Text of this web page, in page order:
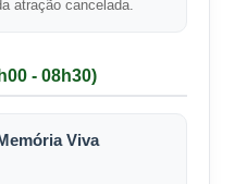
atração cancelada.
- 08h30)
Viva